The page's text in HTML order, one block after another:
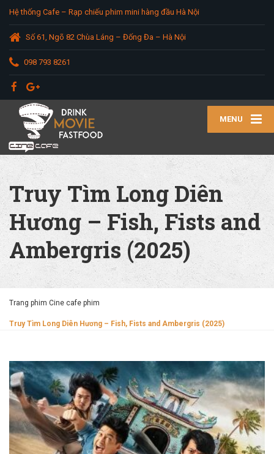
Hệ thống Cafe – Rạp chiếu phim mini hàng đầu Hà Nội
Số 61, Ngõ 82 Chùa Láng – Đống Đa – Hà Nội
098 793 8261
MENU
Truy Tìm Long Diên
Hương – Fish, Fists and
Ambergris (2025)
Trang phim Cine cafe phim
Truy Tìm Long Diên Hương – Fish, Fists and Ambergris (2025)